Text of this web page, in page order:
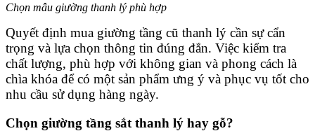
Chọn mẫu giường thanh lý phù hợp
Quyết định mua giường tầng cũ thanh lý cần sự cẩn
trọng và lựa chọn thông tin đúng đắn. Việc kiểm tra
chất lượng, phù hợp với không gian và phong cách là
chìa khóa để có một sản phẩm ưng ý và phục vụ tốt cho
nhu cầu sử dụng hàng ngày.
Chọn giường tầng sắt thanh lý hay gỗ?